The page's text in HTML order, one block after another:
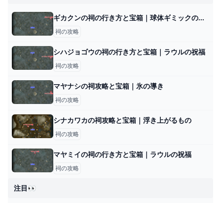
ギカクンの祠の行き方と宝箱｜球体ギミックの解説
祠の攻略
シハジョゴウの祠の行き方と宝箱｜ラウルの祝福
祠の攻略
マヤナシの祠攻略と宝箱｜氷の導き
祠の攻略
シナカワカの祠攻略と宝箱｜浮き上がるもの
祠の攻略
マヤミイの祠の行き方と宝箱｜ラウルの祝福
祠の攻略
注目👀